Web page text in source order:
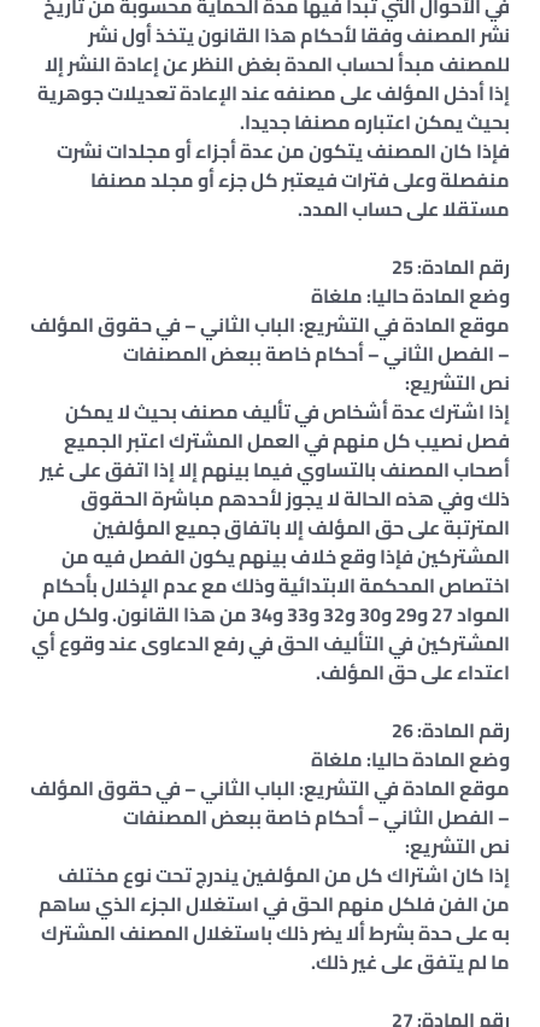
نشر المصنف وفقا لأحكام هذا القانون يتخذ أول نشر
للمصنف مبدأ لحساب المدة بغض النظر عن إعادة النشر إلا
إذا أدخل المؤلف على مصنفه عند الإعادة تعديلات جوهرية
بحيث يمكن اعتباره مصنفا جديدا.
فإذا كان المصنف يتكون من عدة أجزاء أو مجلدات نشرت
منفصلة وعلى فترات فيعتبر كل جزء أو مجلد مصنفا
مستقلا على حساب المدد.
رقم المادة: 25
وضع المادة حاليا: ملغاة
موقع المادة في التشريع: الباب الثاني – في حقوق المؤلف
– الفصل الثاني – أحكام خاصة ببعض المصنفات
نص التشريع:
إذا اشترك عدة أشخاص في تأليف مصنف بحيث لا يمكن
فصل نصيب كل منهم في العمل المشترك اعتبر الجميع
أصحاب المصنف بالتساوي فيما بينهم إلا إذا اتفق على غير
ذلك وفي هذه الحالة لا يجوز لأحدهم مباشرة الحقوق
المترتبة على حق المؤلف إلا باتفاق جميع المؤلفين
المشتركين فإذا وقع خلاف بينهم يكون الفصل فيه من
اختصاص المحكمة الابتدائية وذلك مع عدم الإخلال بأحكام
المواد 27 و29 و30 و32 و33 و34 من هذا القانون. ولكل من
المشتركين في التأليف الحق في رفع الدعاوى عند وقوع أي
اعتداء على حق المؤلف.
رقم المادة: 26
وضع المادة حاليا: ملغاة
موقع المادة في التشريع: الباب الثاني – في حقوق المؤلف
– الفصل الثاني – أحكام خاصة ببعض المصنفات
نص التشريع:
إذا كان اشتراك كل من المؤلفين يندرج تحت نوع مختلف
من الفن فلكل منهم الحق في استغلال الجزء الذي ساهم
به على حدة بشرط ألا يضر ذلك باستغلال المصنف المشترك
ما لم يتفق على غير ذلك.
رقم المادة: 27